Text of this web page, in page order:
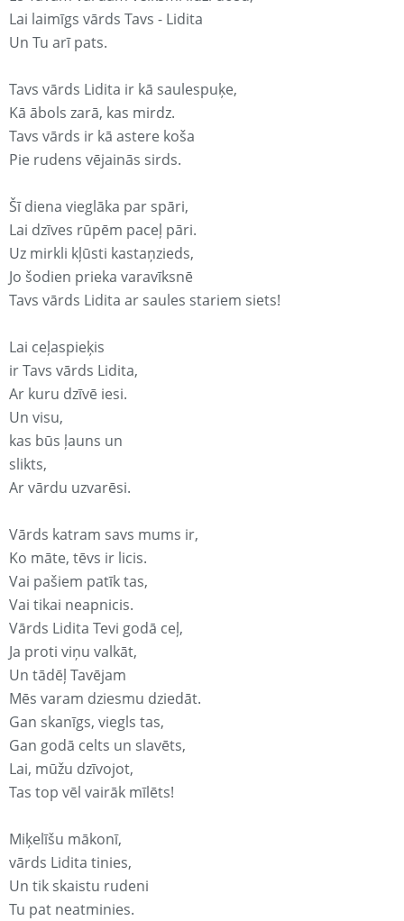
Lai laimīgs vārds Tavs - Lidita
Un Tu arī pats.
Tavs vārds Lidita ir kā saulespuķe,
Kā ābols zarā, kas mirdz.
Tavs vārds ir kā astere koša
Pie rudens vējainās sirds.
Šī diena vieglāka par spāri,
Lai dzīves rūpēm paceļ pāri.
Uz mirkli kļūsti kastaņzieds,
Jo šodien prieka varavīksnē
Tavs vārds Lidita ar saules stariem siets!
Lai ceļaspieķis
ir Tavs vārds Lidita,
Ar kuru dzīvē iesi.
Un visu,
kas būs ļauns un
slikts,
Ar vārdu uzvarēsi.
Vārds katram savs mums ir,
Ko māte, tēvs ir licis.
Vai pašiem patīk tas,
Vai tikai neapnicis.
Vārds Lidita Tevi godā ceļ,
Ja proti viņu valkāt,
Un tādēļ Tavējam
Mēs varam dziesmu dziedāt.
Gan skanīgs, viegls tas,
Gan godā celts un slavēts,
Lai, mūžu dzīvojot,
Tas top vēl vairāk mīlēts!
Miķelīšu mākonī,
vārds Lidita tinies,
Un tik skaistu rudeni
Tu pat neatminies.